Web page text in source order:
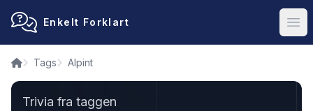
Enkelt Forklart
Tags Alpint
Trivia fra taggen